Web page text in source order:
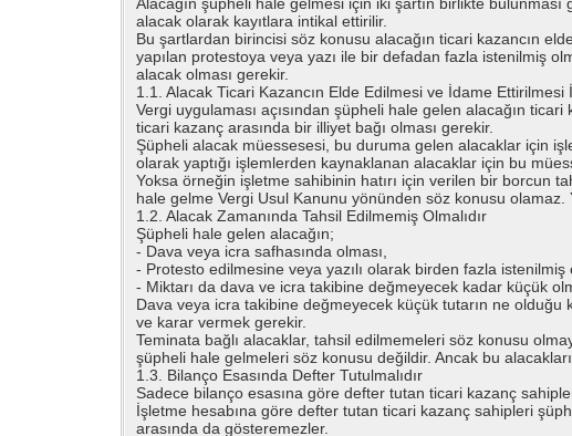
alacak olarak kayıtlara intikal ettirilir.
Bu şartlardan birincisi söz konusu alacağın ticari kazancın
yapılan protestoya veya yazı ile bir defadan fazla istenilmiş
alacak olması gerekir.
1.1. Alacak Ticari Kazancın Elde Edilmesi ve İdame Ettirilmesi
Vergi uygulaması açısından şüpheli hale gelen alacağın
ticari kazanç arasında bir illiyet bağı olması gerekir.
Şüpheli alacak müessesesi, bu duruma gelen alacaklar için
olarak yaptığı işlemlerden kaynaklanan alacaklar için bu
Yoksa örneğin işletme sahibinin hatırı için verilen bir borcun
hale gelme Vergi Usul Kanunu yönünden söz konusu olamaz.
1.2. Alacak Zamanında Tahsil Edilmemiş Olmalıdır
Şüpheli hale gelen alacağın;
- Dava veya icra safhasında olması,
- Protesto edilmesine veya yazılı olarak birden fazla istenilmiş
- Miktarı da dava ve icra takibine değmeyecek kadar küçük
Dava veya icra takibine değmeyecek küçük tutarın ne
ve karar vermek gerekir.
Teminata bağlı alacaklar, tahsil edilmemeleri söz konusu
şüpheli hale gelmeleri söz konusu değildir. Ancak bu
1.3. Bilanço Esasında Defter Tutulmalıdır
Sadece bilanço esasına göre defter tutan ticari kazanç
İşletme hesabına göre defter tutan ticari kazanç sahipleri
arasında da gösteremezler.